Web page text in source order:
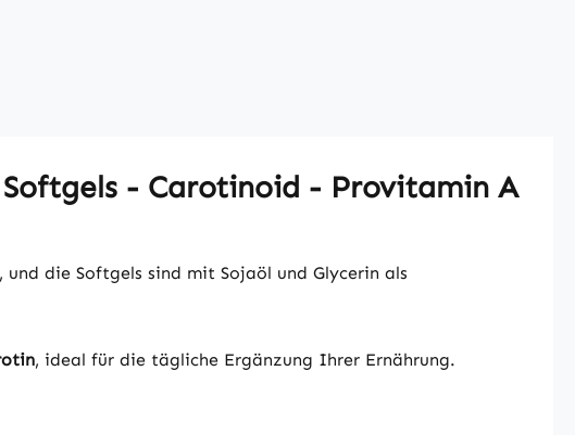
- Carotinoid - Provitamin A
und die Softgels sind mit Sojaöl und Glycerin als
, ideal für die tägliche Ergänzung Ihrer Ernährung.